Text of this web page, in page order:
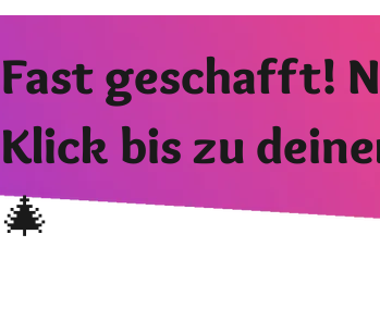
Fast geschafft!
Klick bis zu
🎄